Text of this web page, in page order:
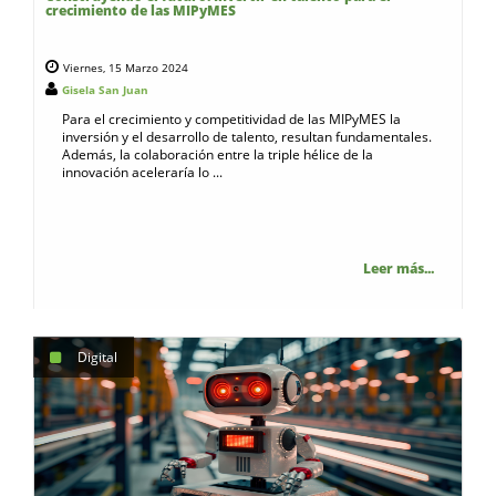
crecimiento de las MIPyMES
Viernes, 15 Marzo 2024
Gisela San Juan
Para el crecimiento y competitividad de las MIPyMES la
inversión y el desarrollo de talento, resultan fundamentales.
Además, la colaboración entre la triple hélice de la
innovación aceleraría lo ...
Leer más...
Digital